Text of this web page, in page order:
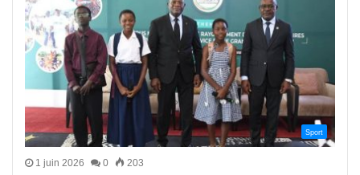
Sport
1 juin 2026 0 203